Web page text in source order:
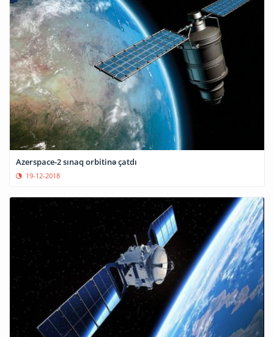
Azerspace-2 sınaq orbitinə çatdı
19-12-2018